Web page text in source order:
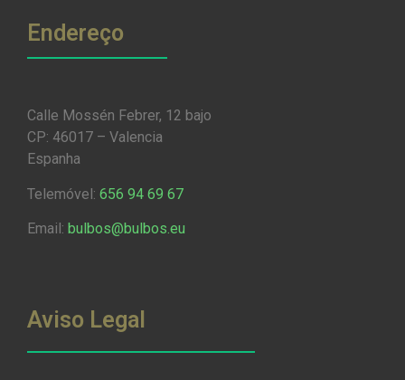
Endereço
Calle Mossén Febrer, 12 bajo
CP: 46017 – Valencia
Espanha
Telemóvel: 656 94 69 67
Email: bulbos@bulbos.eu
Aviso Legal